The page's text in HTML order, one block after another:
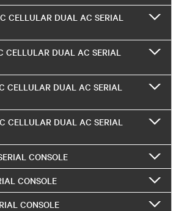
CELLULAR DUAL AC SERIAL
CELLULAR DUAL AC SERIAL
CELLULAR DUAL AC SERIAL
CELLULAR DUAL AC SERIAL
CONSOLE
CONSOLE
CONSOLE